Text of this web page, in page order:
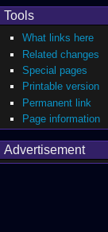
Tools
What links here
Related changes
Special pages
Printable version
Permanent link
Page information
Advertisement